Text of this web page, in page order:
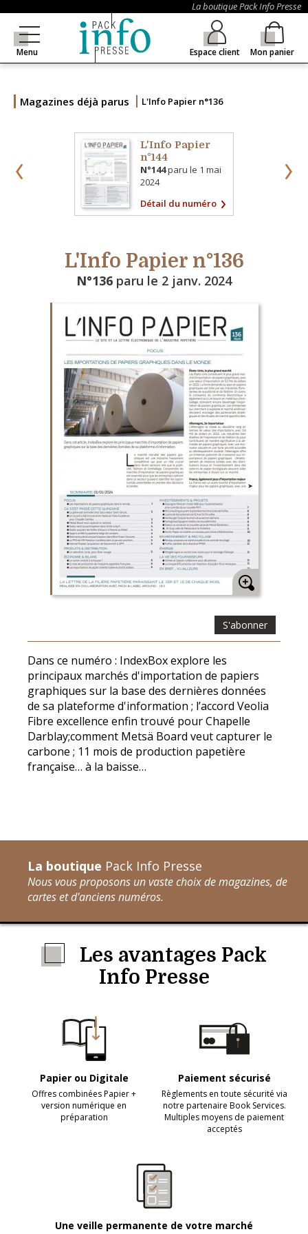
La boutique Pack Info Presse
Menu Espace client Mon panier
Magazines déjà parus L'Info Papier n°136
L'Info Papier
n°144
N°144paru le 1 mai
2024
Détail du numéro
L'Info Papier n°136
N°136 paru le 2 janv. 2024
S'abonner
Dans ce numéro : IndexBox explore les
principaux marchés d'importation de papiers
graphiques sur la base des dernières données
de sa plateforme d'information ; l’accord Veolia
Fibre excellence enfin trouvé pour Chapelle
Darblay;comment Metsä Board veut capturer le
carbone ; 11 mois de production papetière
française… à la baisse…
La boutique Pack Info Presse
Nous vous proposons un vaste choix de magazines, de
cartes et d'anciens numéros.
Les avantages Pack
Info Presse
Papier ou Digitale
Offres combinées Papier +
version numérique en
préparation
Paiement sécurisé
Règlements en toute sécurité via
notre partenaire Book Services.
Multiples moyens de paiement
acceptés
Une veille permanente de votre marché